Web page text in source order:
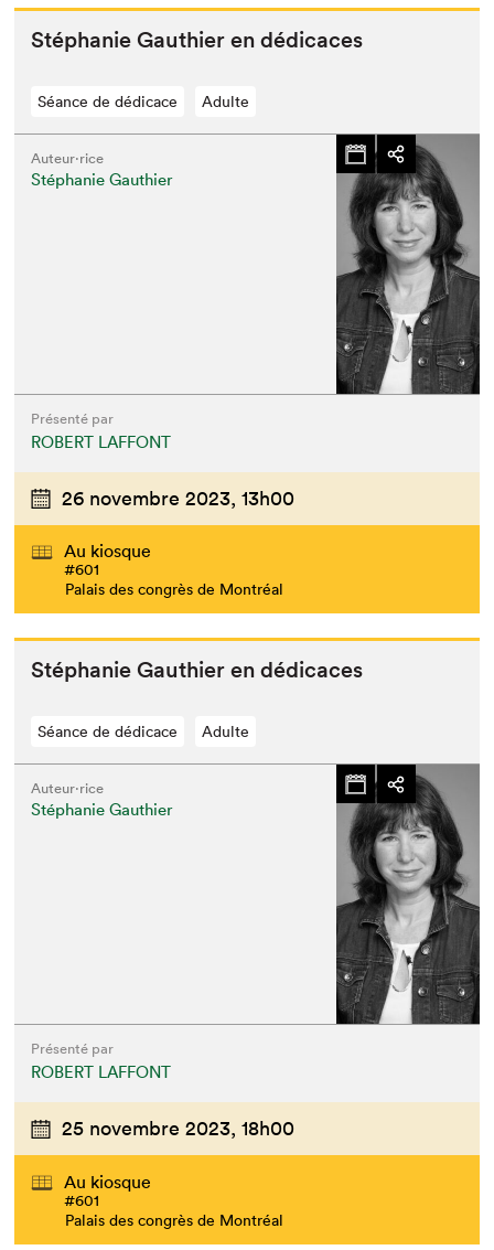
Stéphanie Gau­thi­er en dédicaces
Séance de dédicace Adulte
Auteur·rice
Stéphanie Gauthier
Présenté par
ROBERT LAFFONT
26 novembre 2023, 13h00
Au kiosque
#601
Palais des congrès de Montréal
Stéphanie Gau­thi­er en dédicaces
Séance de dédicace Adulte
Auteur·rice
Stéphanie Gauthier
Présenté par
ROBERT LAFFONT
25 novembre 2023, 18h00
Au kiosque
#601
Palais des congrès de Montréal